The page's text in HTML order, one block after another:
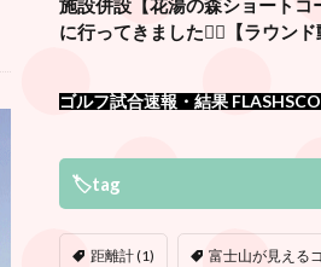
施設併設【花湯の森ショートコ
に行ってきました🏌️‍♂️【ラウンド
ゴルフ試合速報・結果
🏷tag
距離計(1) 富士山が見える